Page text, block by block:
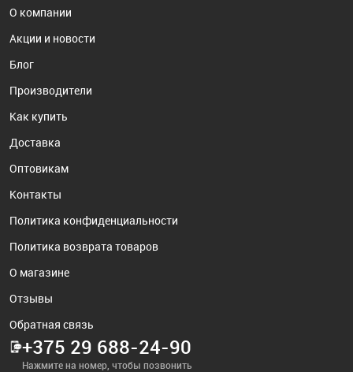
О компании
Акции и новости
Блог
Производители
Как купить
Доставка
Оптовикам
Контакты
Политика конфиденциальности
Политика возврата товаров
О магазине
Отзывы
Обратная связь
+375 29 688-24-90
Нажмите на номер, чтобы позвонить